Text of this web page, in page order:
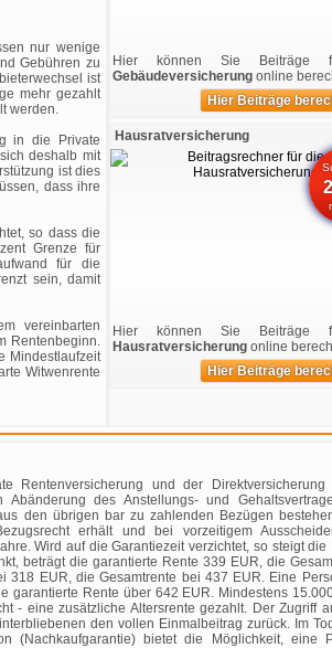
nur wenige
Gebühren zu
ist
mehr gezahlt
werden.
in die Private
deshalb mit
ist dies
dass ihre
so dass die
Grenze für
für die
sein, damit
vereinbarten
Rentenbeginn.
Mindestlaufzeit
Witwenrente
Hier können Sie Beiträge
Gebäudeversicherungonline
Hier Beiträge
Hausratversicherung
Hier können Sie Beiträge
Hausratversicherungonline
Hier Beiträge
Rentenversicherung und der Direktversicherung
des Anstellungs- und
den übrigen bar zu zahlenden Bezügen
erhält und bei vorzeitigem
Wird auf die Garantiezeit verzichtet, so steigt die
beträgt die garantierte Rente 339 EUR, die
318 EUR, die Gesamtrente bei 437 EUR. Eine
garantierte Rente über 642 EUR. Mindestens
- eine zusätzliche Altersrente gezahlt. Der Zugriff
den vollen Einmalbeitrag zurück. Im
(Nachkaufgarantie) bietet die Möglichkeit, eine